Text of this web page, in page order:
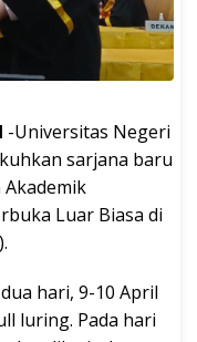
-Universitas Negeri
sarjana baru
Luar Biasa di
hari, 9-10 April
luring. Pada hari